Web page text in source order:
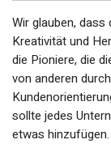
Wir glauben, dass
Kreativität und
die Pioniere, die
von anderen
sollte jedes
etwas hinzufügen.